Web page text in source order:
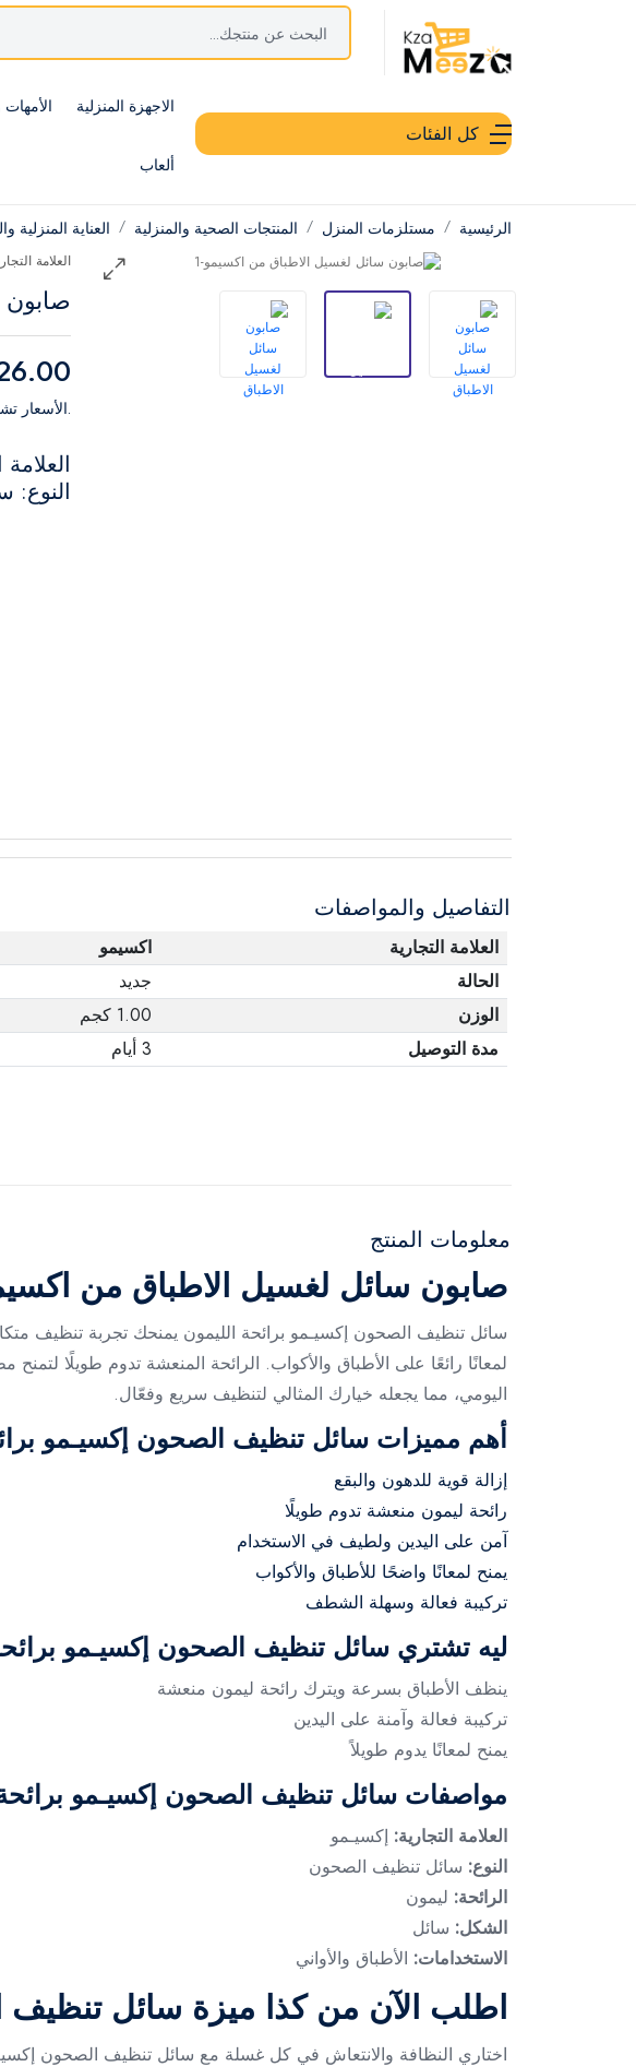
كل الفئات
الاجهزة المنزلية
ألعاب
الرئيسية مستلزمات المنزل المنتجات الصحية والمنزلية العناية المنزلية
العلامة
.الأسعار
النوع:
التفاصيل والمواصفات
العلامة التجارية
اكسيمو
الحالة
جديد
الوزن
1.00 كجم
مدة التوصيل
3 أيام
معلومات المنتج
صابون سائل لغسيل الاطباق من
سائل تنظيف الصحون إكسيـمو برائحة الليمون يمنحك تجربة تنظيف
لمعانًا رائعًا على الأطباق والأكواب. الرائحة المنعشة تدوم طويلًا
اليومي، مما يجعله خيارك المثالي لتنظيف سريع وفعّال.
أهم مميزات سائل تنظيف الصحون إكسيـمو
إزالة قوية للدهون والبقع
رائحة ليمون منعشة تدوم طويلًا
آمن على اليدين ولطيف في الاستخدام
يمنح لمعانًا واضحًا للأطباق والأكواب
تركيبة فعالة وسهلة الشطف
ليه تشتري سائل تنظيف الصحون إكسيـمو
ينظف الأطباق بسرعة ويترك رائحة ليمون منعشة
تركيبة فعالة وآمنة على اليدين
يمنح لمعانًا يدوم طويلاً
مواصفات سائل تنظيف الصحون إكسيـمو
العلامة التجارية: إكسيـمو
النوع: سائل تنظيف الصحون
الرائحة: ليمون
الشكل: سائل
الاستخدامات: الأطباق والأواني
اطلب الآن من كذا ميزة سائل تنظيف
اختاري النظافة والانتعاش في كل غسلة مع سائل تنظيف الصحون